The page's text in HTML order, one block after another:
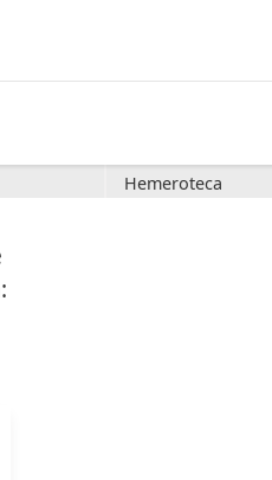
Hemeroteca